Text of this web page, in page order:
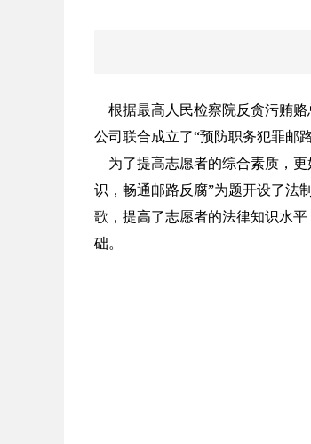
根据最高人民检察院反贪污贿赂
公司联合成立了“预防职务犯罪邮
为了提高志愿者的综合素质，更
识，畅通邮路反腐”为题开设了法
歌，提高了志愿者的法律知识水
础。